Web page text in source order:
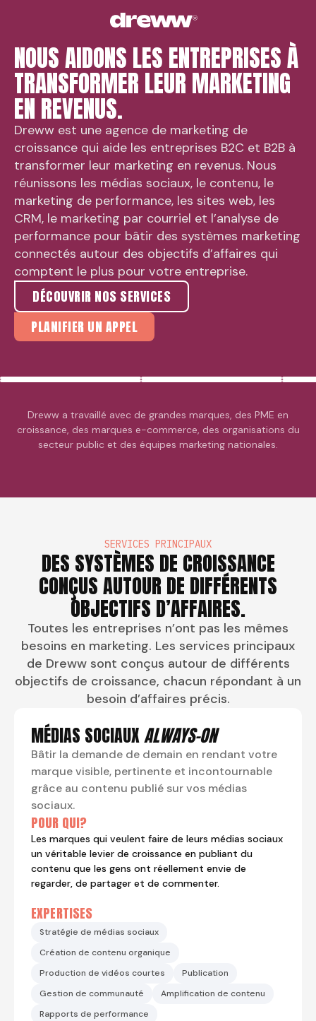
NOUS AIDONS LES ENTREPRISES À
TRANSFORMER LEUR MARKETING
EN REVENUS.
Dreww est une agence de marketing de
croissance qui aide les entreprises B2C et B2B à
transformer leur marketing en revenus. Nous
réunissons les médias sociaux, le contenu, le
marketing de performance, les sites web, les
CRM, le marketing par courriel et l’analyse de
performance pour bâtir des systèmes marketing
connectés autour des objectifs d’affaires qui
comptent le plus pour votre entreprise.
DÉCOUVRIR NOS SERVICES
PLANIFIER UN APPEL
sincères pour illuminer
#compliment
#gentillesse
1.7M
18.8K
secondcupcanada
1.7M
11.3K
Dreww a travaillé avec de grandes marques, des PME en
croissance, des marques e-commerce, des organisations du
secteur public et des équipes marketing nationales.
SERVICES PRINCIPAUX
DES SYSTÈMES DE CROISSANCE
CONÇUS AUTOUR DE DIFFÉRENTS
OBJECTIFS D’AFFAIRES.
Toutes les entreprises n’ont pas les mêmes
besoins en marketing. Les services principaux
de Dreww sont conçus autour de différents
objectifs de croissance, chacun répondant à un
besoin d’affaires précis.
MÉDIAS SOCIAUXALWAYS-ON
Bâtir la demande de demain en rendant votre
marque visible, pertinente et incontournable
grâce au contenu publié sur vos médias
sociaux.
POUR QUI?
Les marques qui veulent faire de leurs médias sociaux
un véritable levier de croissance en publiant du
contenu que les gens ont réellement envie de
regarder, de partager et de commenter.
EXPERTISES
Stratégie de médias sociaux
Création de contenu organique
Production de vidéos courtes
Publication
Gestion de communauté
Amplification de contenu
Rapports de performance